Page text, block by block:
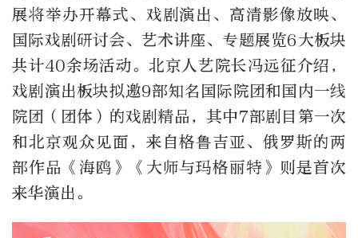
展将举办开幕式、戏剧演出、高清影像放映、
国际戏剧研讨会、艺术讲座、专题展览6大板块
共计40余场活动。北京人艺院长冯远征介绍，
戏剧演出板块拟邀9部知名国际院团和国内一线
院团（团体）的戏剧精品，其中7部剧目第一次
和北京观众见面，来自格鲁吉亚、俄罗斯的两
部作品《海鸥》《大师与玛格丽特》则是首次
来华演出。